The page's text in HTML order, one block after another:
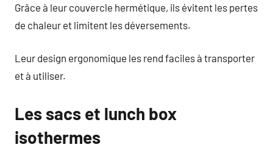
Grâce à leur couvercle hermétique, ils évitent les pertes
de chaleur et limitent les déversements.
Leur design ergonomique les rend faciles à transporter
et à utiliser.
Les sacs et lunch box
isothermes